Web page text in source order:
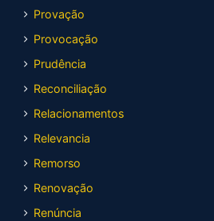
Provação
Provocação
Prudência
Reconciliação
Relacionamentos
Relevancia
Remorso
Renovação
Renúncia